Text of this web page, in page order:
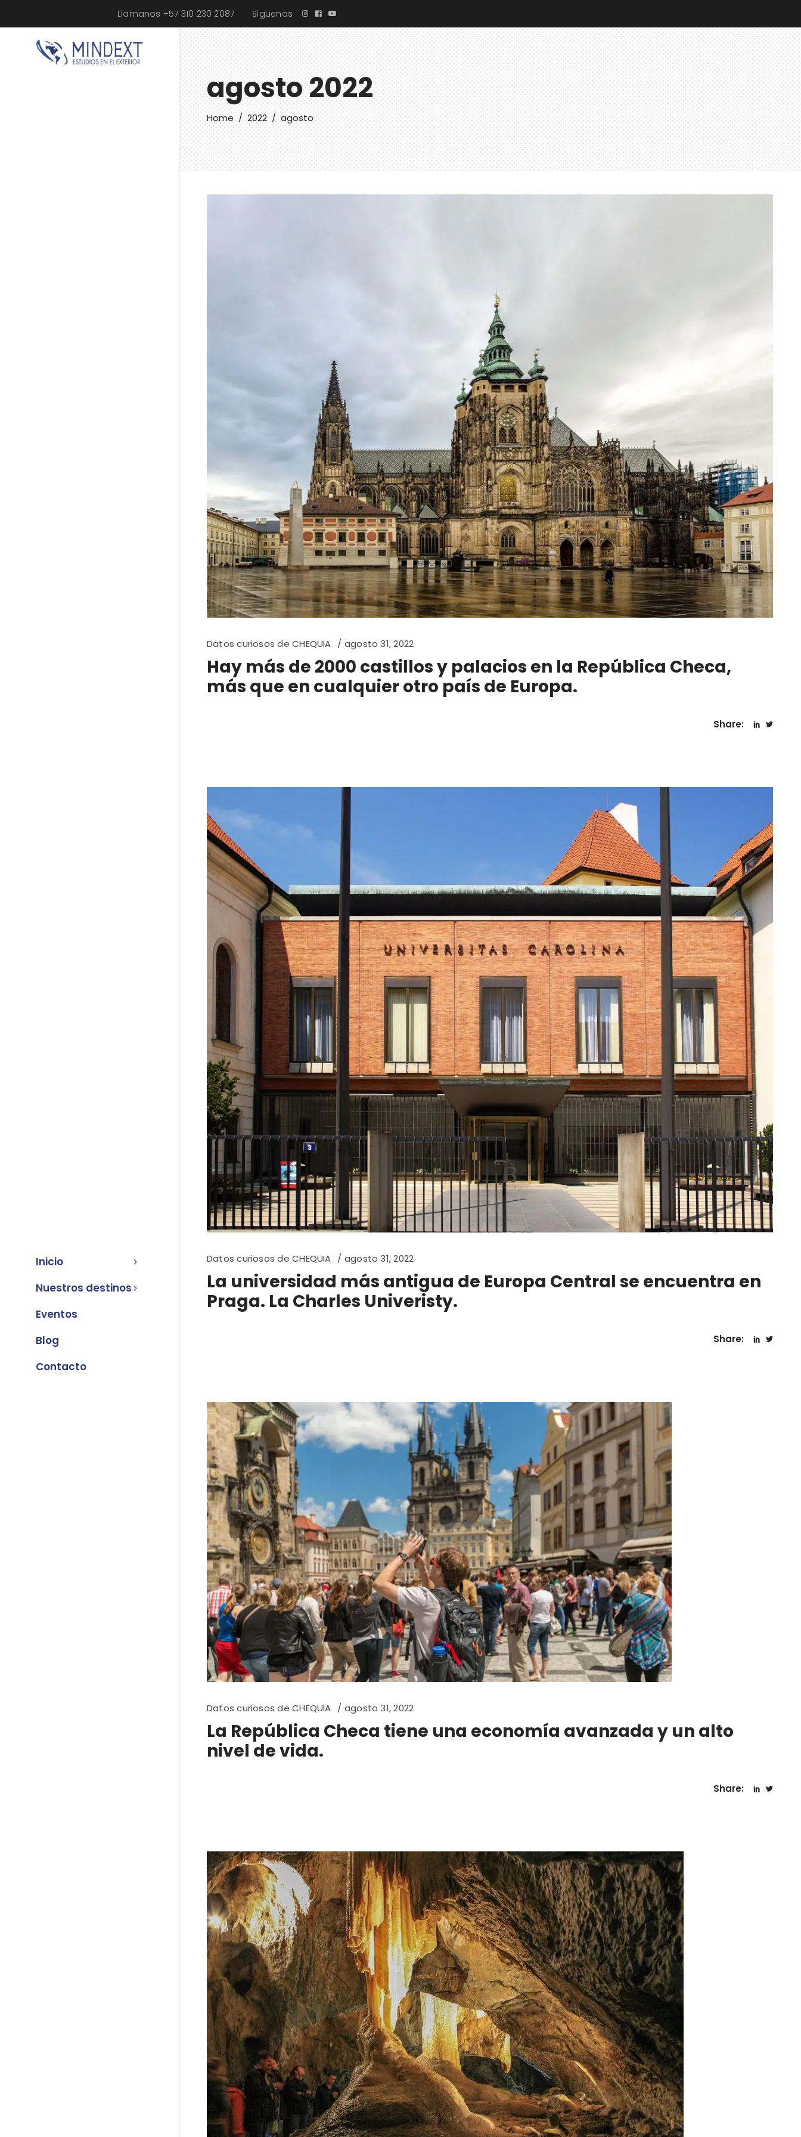
Llamanos +57 310 230 2087 Siguenos
Inicio
Nuestros destinos
Eventos
Blog
Contacto
agosto 2022
Home/2022/agosto
Datos curiosos de CHEQUIA agosto 31, 2022
Hay más de 2000 castillos y palacios en la República Checa,
más que en cualquier otro país de Europa.
Share:
Datos curiosos de CHEQUIA agosto 31, 2022
La universidad más antigua de Europa Central se encuentra en
Praga. La Charles Univeristy.
Share:
Datos curiosos de CHEQUIA agosto 31, 2022
La República Checa tiene una economía avanzada y un alto
nivel de vida.
Share: